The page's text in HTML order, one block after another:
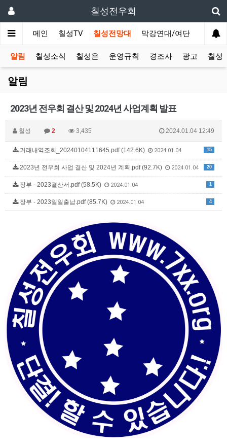
칠성전우회
메인 칠성TV 칠성전망대 막강연대/여단 사단
알림 칠성소식 칠성은 운영규칙 경조사 광고 칠성
알림
2023년 전우회 결산 및 2024년 사업계획 발표
칠성 2 3,435 2024.01.04 12:49
15
거래내역조회_20240104111645.pdf (142.6K) 2024.01.04
20
2023년 전우회 사업 결산 및 2024년 계획.pdf (92.7K) 2024.01.04
1
장부 - 2023결산서.pdf (58.5K) 2024.01.04
4
장부 - 2023일일출납.pdf (85.7K) 2024.01.04